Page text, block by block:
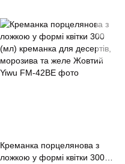
Креманка порцелянова з
ложкою у формі квітки 300